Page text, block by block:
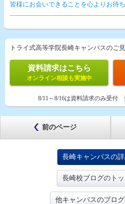
皆様にお会いできることを心よりお待
トライ式高等学院長崎キャンパスのご
資料請求はこちら
オンライン相談も実施中
8/11～8/16は資料請求のみ受付
前のページ
長崎キャンパスの
長崎校ブログのト
他キャンパスのブロ